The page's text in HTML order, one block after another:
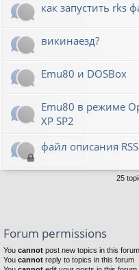
как запустить rks
викинаезд?
Emu80 и DOSBox
Emu80 в режиме
XP SP2
файл описания
25
Forum permissions
You cannot post new topics in this forum
You cannot reply to topics in this forum